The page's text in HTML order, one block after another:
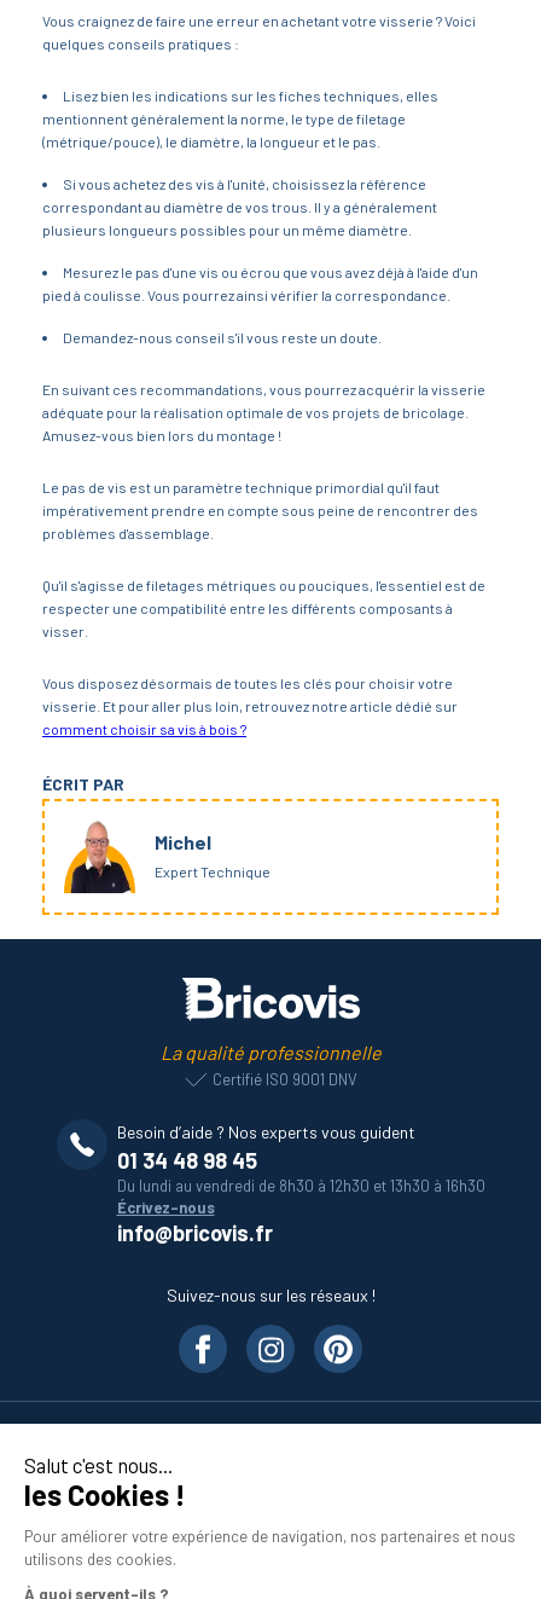
Salut c'est nous...
les Cookies !
Pour améliorer votre expérience de navigation, nos partenaires et nous
utilisons des cookies.
À quoi servent-ils ?
Vous craignez de faire une erreur en achetant votre visserie ? Voici
quelques conseils pratiques :
Lisez bien les indications sur les fiches techniques, elles
mentionnent généralement la norme, le type de filetage
(métrique/pouce), le diamètre, la longueur et le pas.
Si vous achetez des vis à l'unité, choisissez la référence
correspondant au diamètre de vos trous. Il y a généralement
plusieurs longueurs possibles pour un même diamètre.
Mesurez le pas d'une vis ou écrou que vous avez déjà à l'aide d'un
pied à coulisse. Vous pourrez ainsi vérifier la correspondance.
Demandez-nous conseil s'il vous reste un doute.
En suivant ces recommandations, vous pourrez acquérir la visserie
adéquate pour la réalisation optimale de vos projets de bricolage.
Amusez-vous bien lors du montage !
Le pas de vis est un paramètre technique primordial qu'il faut
impérativement prendre en compte sous peine de rencontrer des
problèmes d'assemblage.
Qu'il s'agisse de filetages métriques ou pouciques, l'essentiel est de
respecter une compatibilité entre les différents composants à
visser.
Vous disposez désormais de toutes les clés pour choisir votre
visserie. Et pour aller plus loin, retrouvez notre article dédié sur
comment choisir sa vis à bois ?
ÉCRIT PAR
Michel
Expert Technique
La qualité professionnelle
Certifié ISO 9001 DNV
Besoin d’aide ? Nos experts vous guident
01 34 48 98 45
Du lundi au vendredi de 8h30 à 12h30 et 13h30 à 16h30
Écrivez-nous
info@bricovis.fr
Suivez-nous sur les réseaux !
En savoir plus